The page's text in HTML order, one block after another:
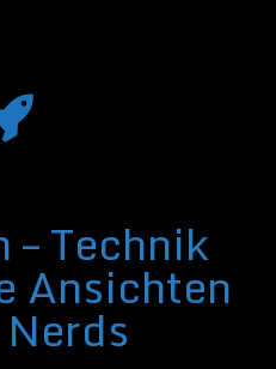
– Technik
Ansichten